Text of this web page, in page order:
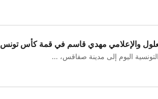
والإعلامي مهدي قاسم في قمة كأس تونس
اليوم إلى مدينة صفاقس، ...